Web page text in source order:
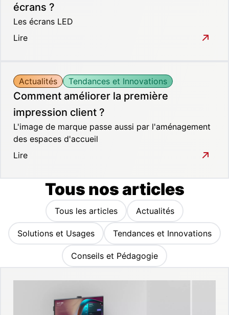
écrans ?
Les écrans LED
Lire
Actualités Tendances et Innovations
Comment améliorer la première
impression client ?
L'image de marque passe aussi par l'aménagement
des espaces d'accueil
Lire
Tous nos articles
Tous les articles Actualités
Solutions et Usages Tendances et Innovations
Conseils et Pédagogie